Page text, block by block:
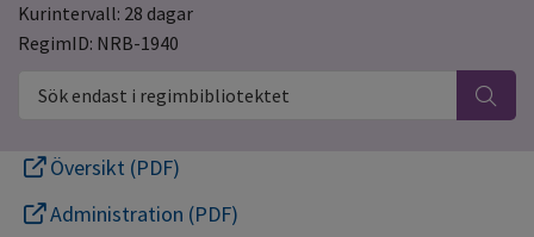
Kurintervall: 28 dagar
RegimID: NRB-1940
Sök endast i regimbibliotektet
Översikt (PDF)
Administration (PDF)